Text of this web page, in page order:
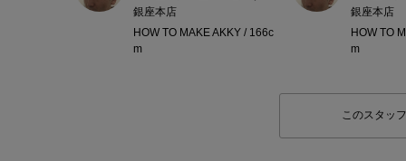
銀座本店
HOW TO MAKE AKKY / 166c
m
銀座本店
HOW TO
m
このスタッ